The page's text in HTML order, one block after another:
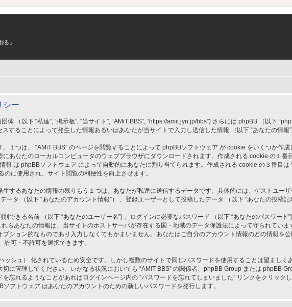
る』
シー
体 （以下 “私達”, “掲示板”, “当サイト”, “AMiT BBS”, “https://amit.jyn.jp/bbs”) さらには phpBB （以下
することによって発生した情報あるいはあなたが当サイトで入力し送信した情報 （以下 “あなたの情報
１つは、 “AMiT BBS” のページを閲覧することによって phpBBソフトウェア が cookie をいくつか作
あなたのローカルコンピュータのウェブブラウザにダウンロードされます。作成される cookie の１番
情報 は phpBBソフトウェア によって自動的にあなたに割り当てられます。作成される cookie の３番目
に使用され、サイト閲覧の利便性を向上させます。
するあなたの情報の残りもう１つは、あなたが私達に送信するデータです。具体的には、ゲストユー
ータ （以下 “あなたのアカウント情報”） 、登録ユーザーとして投稿したデータ （以下 “あなたの投稿記
できる名前 （以下 “あなたのユーザー名”) 、ログインに必要なパスワード （以下 “あなたのパスワー
れらあなたの情報は、当サイトのホストサーバが存在する国・地域のデータ保護法によって守られてい
ション的なものであり入力しなくてもかまいません。あなたはご自分のアカウント情報のどの情報を
可・不許可を選択できます。
ッシュ） 化されているため安全です。しかし複数のサイトで同じパスワードを使用することは望ましく
に管理してください。いかなる状況においても “AMiT BBS” の関係者、phpBB Group または phpBB
忘れるようなことがあればログインページ内の “パスワードを忘れてしまいました” リンクをクリッ
フトウェア はあなたのアカウントのための新しいパスワードを発行します。